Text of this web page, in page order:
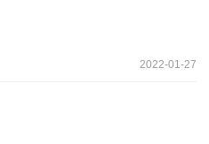
2022-01-27